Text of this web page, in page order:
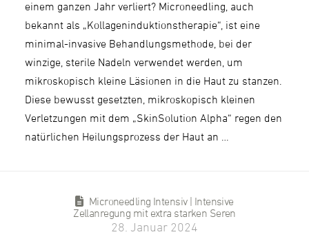
einem ganzen Jahr verliert? Microneedling, auch
bekannt als „Kollageninduktionstherapie“, ist eine
minimal-invasive Behandlungsmethode, bei der
winzige, sterile Nadeln verwendet werden, um
mikroskopisch kleine Läsionen in die Haut zu stanzen.
Diese bewusst gesetzten, mikroskopisch kleinen
Verletzungen mit dem „SkinSolution Alpha“ regen den
natürlichen Heilungsprozess der Haut an …
Microneedling Intensiv | Intensive
Zellanregung mit extra starken Seren
28. Januar 2024